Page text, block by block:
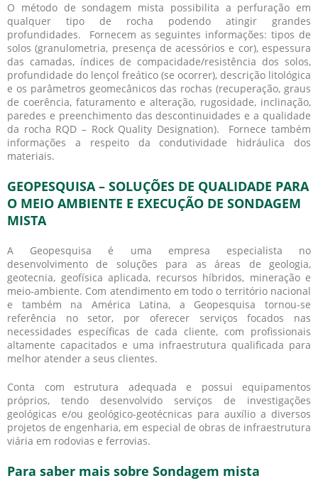
O método desondagem mista possibilita a perfuração em
qualquer tipo de rocha podendo atingir grandes
profundidades. Fornecem as seguintes informações: tipos de
solos (granulometria, presença de acessórios e cor), espessura
das camadas, índices de compacidade/resistência dos solos,
profundidade do lençol freático (se ocorrer), descrição litológica
e os parâmetros geomecânicos das rochas (recuperação, graus
de coerência, faturamento e alteração, rugosidade, inclinação,
paredes e preenchimento das descontinuidades e a qualidade
da rocha RQD – Rock Quality Designation). Fornece também
informações a respeito da condutividade hidráulica dos
materiais.
GEOPESQUISA – SOLUÇÕES DE QUALIDADE PARA
O MEIO AMBIENTE E EXECUÇÃO DE SONDAGEM
MISTA
A Geopesquisa é uma empresa especialista no
desenvolvimento de soluções para as áreas de geologia,
geotecnia, geofísica aplicada, recursos híbridos, mineração e
meio-ambiente. Com atendimento em todo o território nacional
e também na América Latina, a Geopesquisa tornou-se
referência no setor, por oferecer serviços focados nas
necessidades específicas de cada cliente, com profissionais
altamente capacitados e uma infraestrutura qualificada para
melhor atender a seus clientes.
Conta com estrutura adequada e possui equipamentos
próprios, tendo desenvolvido serviços de investigações
geológicas e/ou geológico-geotécnicas para auxílio a diversos
projetos de engenharia, em especial de obras de infraestrutura
viária em rodovias e ferrovias.
Para saber mais sobre Sondagem mista